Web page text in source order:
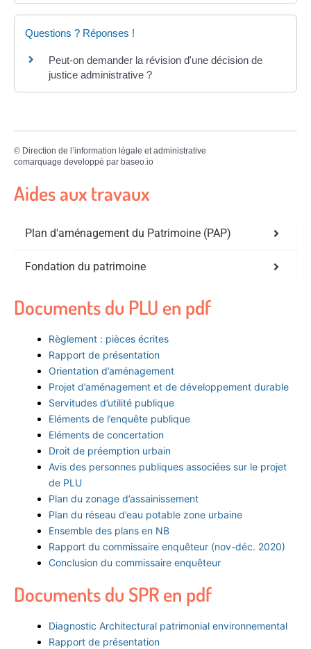
Questions ? Réponses !
Peut-on demander la révision d'une décision de
justice administrative ?
© Direction de l’information légale et administrative
comarquage developpé par baseo.io
Aides aux travaux
Plan d'aménagement du Patrimoine (PAP)
Fondation du patrimoine
Documents du PLU en pdf
Règlement : pièces écrites
Rapport de présentation
Orientation d’aménagement
Projet d’aménagement et de développement durable
Servitudes d’utilité publique
Eléments de l’enquête publique
Eléments de concertation
Droit de préemption urbain
Avis des personnes publiques associées sur le projet
de PLU
Plan du zonage d’assainissement
Plan du réseau d’eau potable zone urbaine
Ensemble des plans en NB
Rapport du commissaire enquêteur (nov-déc. 2020)
Conclusion du commissaire enquêteur
Documents du SPR en pdf
Diagnostic Architectural patrimonial environnemental
Rapport de présentation